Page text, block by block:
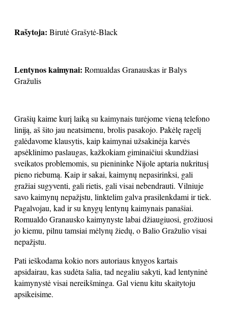
Rašytoja: Birutė Grašytė-Black
Lentynos kaimynai: Romualdas Granauskas ir Balys
Gražulis
Grašių kaime kurį laiką su kaimynais turėjome vieną telefono
liniją, aš šito jau neatsimenu, brolis pasakojo. Pakėlę ragelį
galėdavome klausytis, kaip kaimynai užsakinėja karvės
apsėklinimo paslaugas, kažkokiam giminaičiui skundžiasi
sveikatos problemomis, su pienininke Nijole aptaria nukritusį
pieno riebumą. Kaip ir sakai, kaimynų nepasirinksi, gali
gražiai sugyventi, gali rietis, gali visai nebendrauti. Vilniuje
savo kaimynų nepažįstu, linktelim galva prasilenkdami ir tiek.
Pagalvojau, kad ir su knygų lentynų kaimynais panašiai.
Romualdo Granausko kaimynyste labai džiaugiuosi, grožiuosi
jo kiemu, pilnu tamsiai mėlynų žiedų, o Balio Gražulio visai
nepažįstu.
Pati ieškodama kokio nors autoriaus knygos kartais
apsidairau, kas sudėta šalia, tad negaliu sakyti, kad lentyninė
kaimynystė visai nereikšminga. Gal vienu kitu skaitytoju
apsikeisime.